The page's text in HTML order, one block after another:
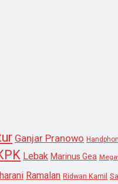
Ganjar Pranowo
Lebak Marinus Gea
Ramalan Ridwan Kamil